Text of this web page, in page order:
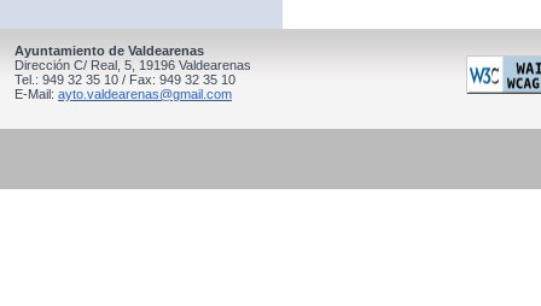
Ayuntamiento de Valdearenas
Dirección C/ Real, 5, 19196 Valdearenas
Tel.: 949 32 35 10 / Fax: 949 32 35 10
E-Mail: ayto.valdearenas@gmail.com